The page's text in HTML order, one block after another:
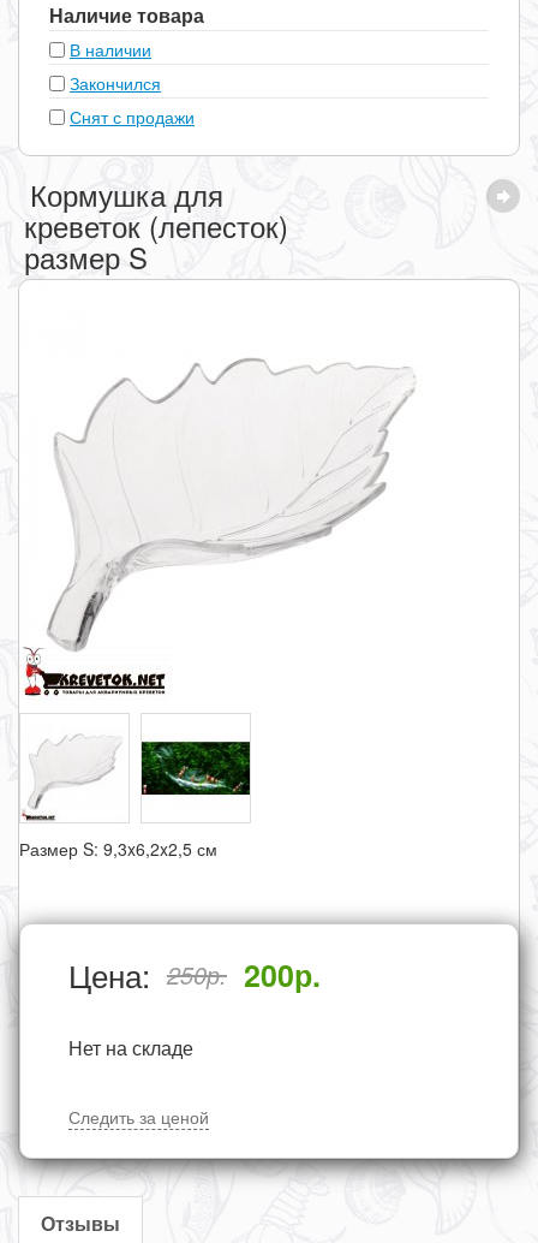
Наличие товара
В наличии
Закончился
Снят с продажи
Кормушка для
креветок (лепесток)
размер S
Размер S: 9,3x6,2x2,5 см
Цена: 250р. 200р.
Нет на складе
Следить за ценой
Отзывы